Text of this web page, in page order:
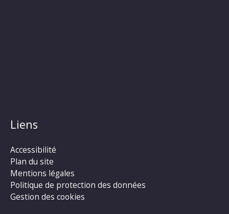
Liens
Accessibilité
Plan du site
Mentions légales
Politique de protection des données
Gestion des cookies